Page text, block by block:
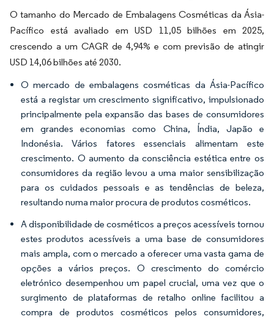
O tamanho do Mercado de Embalagens Cosméticas da Ásia-
Pacífico está avaliado em USD 11,05 bilhões em 2025,
crescendo a um CAGR de 4,94% e com previsão de atingir
USD 14,06 bilhões até 2030.
O mercado de embalagens cosméticas da Ásia-Pacífico
está a registar um crescimento significativo, impulsionado
principalmente pela expansão das bases de consumidores
em grandes economias como China, Índia, Japão e
Indonésia. Vários fatores essenciais alimentam este
crescimento. O aumento da consciência estética entre os
consumidores da região levou a uma maior sensibilização
para os cuidados pessoais e as tendências de beleza,
resultando numa maior procura de produtos cosméticos.
A disponibilidade de cosméticos a preços acessíveis tornou
estes produtos acessíveis a uma base de consumidores
mais ampla, com o mercado a oferecer uma vasta gama de
opções a vários preços. O crescimento do comércio
eletrónico desempenhou um papel crucial, uma vez que o
surgimento de plataformas de retalho online facilitou a
compra de produtos cosméticos pelos consumidores,